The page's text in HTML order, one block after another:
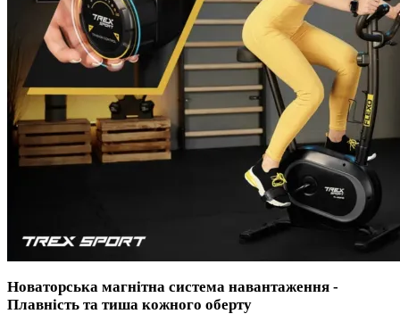
Новаторська магнітна система навантаження -
Плавність та тиша кожного оберту